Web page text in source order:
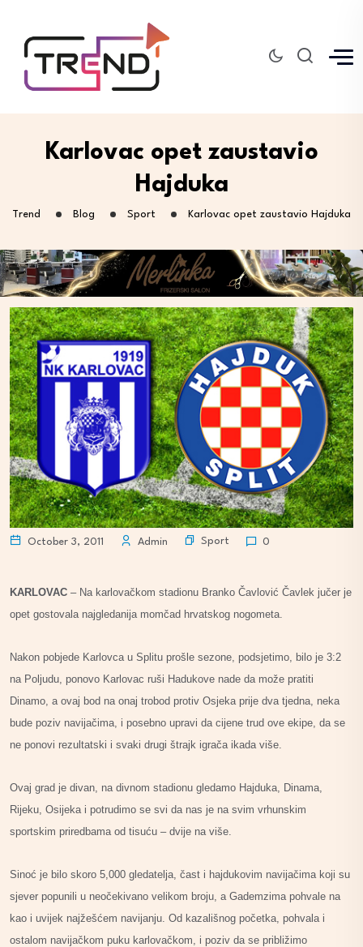
Karlovac opet zaustavio
Hajduka
Trend Blog Sport Karlovac opet zaustavio Hajduka
October 3, 2011 Admin Sport 0
KARLOVAC – Na karlovačkom stadionu Branko Čavlović Čavlek jučer je
opet gostovala najgledanija momčad hrvatskog nogometa.
Nakon pobjede Karlovca u Splitu prošle sezone, podsjetimo, bilo je 3:2
na Poljudu, ponovo Karlovac ruši Hadukove nade da može pratiti
Dinamo, a ovaj bod na onaj trobod protiv Osjeka prije dva tjedna, neka
bude poziv navijačima, i posebno upravi da cijene trud ove ekipe, da se
ne ponovi rezultatski i svaki drugi štrajk igrača ikada više.
Ovaj grad je divan, na divnom stadionu gledamo Hajduka, Dinama,
Rijeku, Osijeka i potrudimo se svi da nas je na svim vrhunskim
sportskim priredbama od tisuću – dvije na više.
Sinoć je bilo skoro 5,000 gledatelja, čast i hajdukovim navijačima koji su
sjever popunili u neočekivano velikom broju, a Gademzima pohvale na
kao i uvijek najžešćem navijanju. Od kazališnog početka, pohvala i
ostalom navijačkom puku karlovačkom, i poziv da se približimo